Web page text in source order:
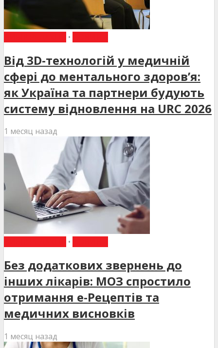
•
Від 3D-технологій у медичній
сфері до ментального здоров’я:
як Україна та партнери будують
систему відновлення на URC 2026
1 месяц назад
•
Без додаткових звернень до
інших лікарів: МОЗ спростило
отримання е-Рецептів та
медичних висновків
1 месяц назад